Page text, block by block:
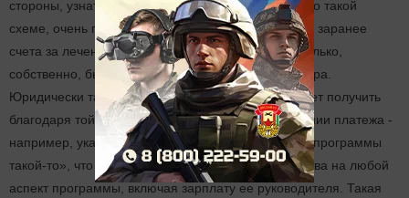
стороны, узнать организации, которые работают по такой
схеме, очень просто: они никогда не выкладывают заранее
счета за лечение, а также информацию о том, сколько,
собственно, было заплачено после окончания сбора.
Юридически такую возможность организация может получить
благодаря той или иной формулировке в назначении платежа -
например, указав там «целевое финансирование программы
такой-то», что дает возможность направить средства на любой
аспект программы, включая зарплату ее руководителя. Такая